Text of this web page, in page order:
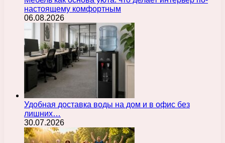
настоящему комфортным
06.08.2026
Удобная доставка воды на дом и в офис без
лишних…
30.07.2026